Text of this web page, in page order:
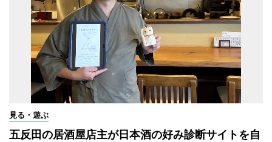
見る・遊ぶ
五反田の居酒屋店主が日本酒の好み診断サイトを自